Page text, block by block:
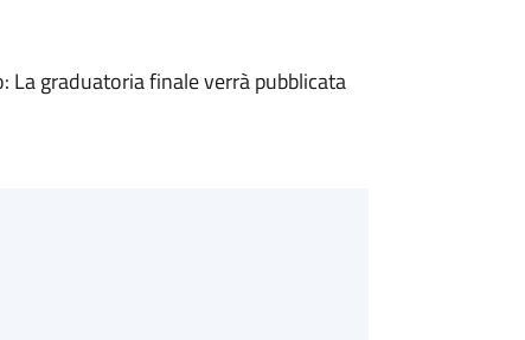
graduatoria finale verrà pubblicata